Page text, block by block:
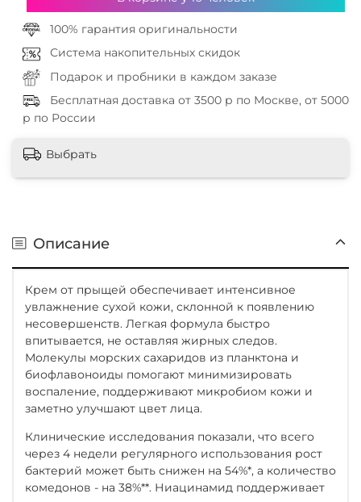
100% гарантия оригинальности
Система накопительных скидок
Подарок и пробники в каждом заказе
Бесплатная доставка от 3500 р по Москве, от 5000
р по России
Выбрать
Описание
Крем от прыщей обеспечивает интенсивное
увлажнение сухой кожи, склонной к появлению
несовершенств. Легкая формула быстро
впитывается, не оставляя жирных следов.
Молекулы морских сахаридов из планктона и
биофлавоноиды помогают минимизировать
воспаление, поддерживают микробиом кожи и
заметно улучшают цвет лица.
Клинические исследования показали, что всего
через 4 недели регулярного использования рост
бактерий может быть снижен на 54%*, а количество
комедонов - на 38%**. Ниацинамид поддерживает